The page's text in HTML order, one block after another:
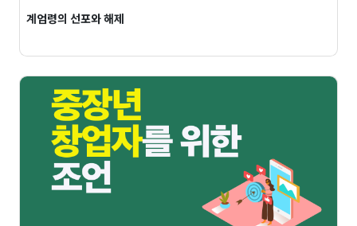
계엄령의 선포와 해제